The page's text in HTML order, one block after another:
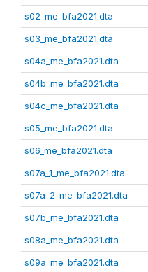
s02_me_bfa2021.dta
s03_me_bfa2021.dta
s04a_me_bfa2021.dta
s04b_me_bfa2021.dta
s04c_me_bfa2021.dta
s05_me_bfa2021.dta
s06_me_bfa2021.dta
s07a_1_me_bfa2021.dta
s07a_2_me_bfa2021.dta
s07b_me_bfa2021.dta
s08a_me_bfa2021.dta
s09a_me_bfa2021.dta